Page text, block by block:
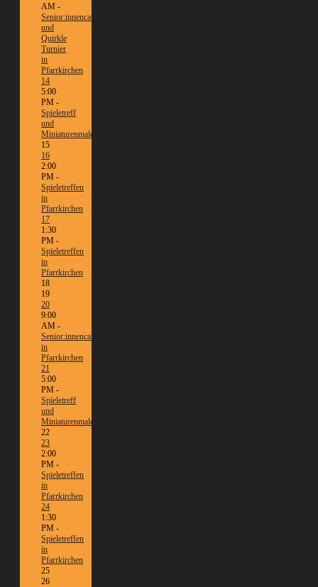
AM -
Senior:innencafé
und
Quirkle
Turnier
in
Pfarrkirchen
14
5:00
PM -
Spieletreff
und
Miniaturenmalen/Tabletop
15
16
2:00
PM -
Spieletreffen
in
Pfarrkirchen
17
1:30
PM -
Spieletreffen
in
Pfarrkirchen
18
19
20
9:00
AM -
Senior:innencafé
in
Pfarrkirchen
21
5:00
PM -
Spieletreff
und
Miniaturenmalen/Tabletop
22
23
2:00
PM -
Spieletreffen
in
Pfarrkirchen
24
1:30
PM -
Spieletreffen
in
Pfarrkirchen
25
26